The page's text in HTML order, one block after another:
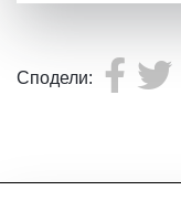
Сподели: